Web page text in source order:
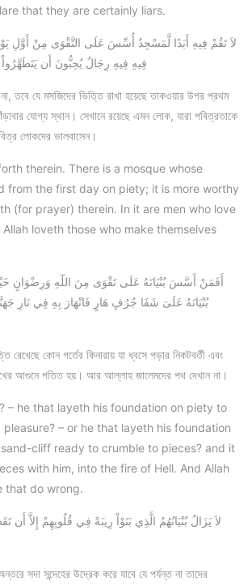
that they are certainly liars.
فِيهِ فِيهِ رِجَالٌ يُحِبُّونَ أَن
না, তবে যে মসজিদের ভিত্তি রাখা হয়েছে তাকওয়ার উপর প্রথম
যোগ্য স্থান। সেখানে রয়েছে এমন লোক, যারা পবিত্রতাকে
লোকদের ভালবাসেন।
therein. There is a mosque whose
from the first day on piety; it is more worthy
(for prayer) therein. In it are men who love
loveth those who make themselves
بُنْيَانَهُ عَلَىَ شَفَا جُرُفٍ هَارٍ فَانْهَارَ بِهِ فِي نَارِ
রেখেছে কোন গর্তের কিনারায় যা ধ্বসে পড়ার নিকটবর্তী এবং
আগুনে পতিত হয়। আর আল্লাহ জালেমদের পথ দেখান না।
– he that layeth his foundation on piety to
pleasure? – or he that layeth his foundation
cliff ready to crumble to pieces? and it
with him, into the fire of Hell. And Allah
that do wrong.
সদা সন্দেহের উদ্রেক করে যাবে যে পর্যন্ত না তাদের